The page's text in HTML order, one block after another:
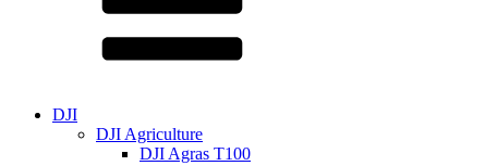
DJI
DJI Agriculture
DJI Agras T100